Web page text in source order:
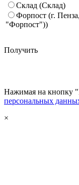
Склад (Склад)
Форпост (г.
"Форпост"))
Получить
Нажимая на кнопку
персональных
×